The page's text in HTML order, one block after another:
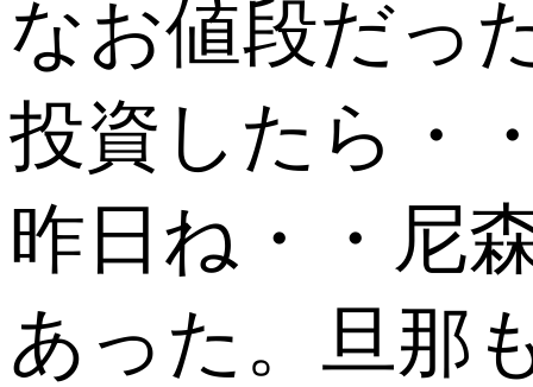
なお値段だっ
投資したら・
昨日ね・・尼
あった。旦那